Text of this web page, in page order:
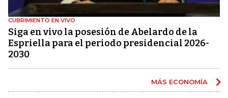
CUBRIMIENTO EN VIVO
Siga en vivo la posesión de Abelardo de la
Espriella para el periodo presidencial 2026-
2030
MÁS ECONOMÍA